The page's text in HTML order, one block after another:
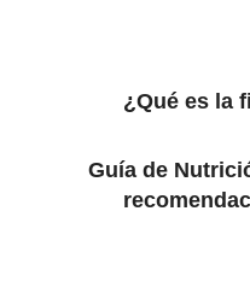
¿Qué es la
Guía de